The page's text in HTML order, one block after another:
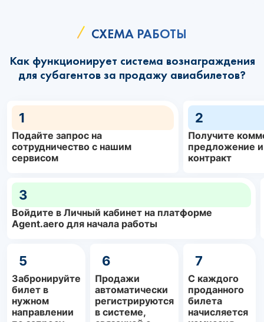
СХЕМА РАБОТЫ
Как функционирует система вознаграждения
для субагентов за продажу авиабилетов?
1
Подайте запрос на
сотрудничество с нашим
сервисом
2
Получите
предложение
контракт
3
Войдите в Личный кабинет на платформе
Agent.aero для начала работы
5
Забронируйте
билет в
нужном
направлении
6
Продажи
автоматически
регистрируются
в системе,
7
С каждого
проданного
билета
начисляется